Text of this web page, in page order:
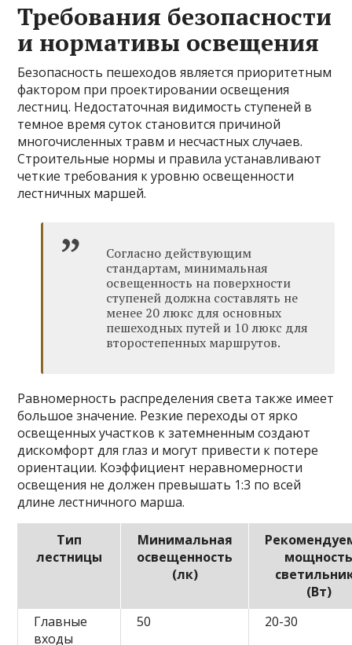
Требования безопасности
и нормативы освещения
Безопасность пешеходов является приоритетным
фактором при проектировании освещения
лестниц. Недостаточная видимость ступеней в
темное время суток становится причиной
многочисленных травм и несчастных случаев.
Строительные нормы и правила устанавливают
четкие требования к уровню освещенности
лестничных маршей.
Согласно действующим
стандартам, минимальная
освещенность на поверхности
ступеней должна составлять не
менее 20 люкс для основных
пешеходных путей и 10 люкс для
второстепенных маршрутов.
Равномерность распределения света также имеет
большое значение. Резкие переходы от ярко
освещенных участков к затемненным создают
дискомфорт для глаз и могут привести к потере
ориентации. Коэффициент неравномерности
освещения не должен превышать 1:3 по всей
длине лестничного марша.
Тип
лестницы
Минимальная
освещенность
(лк)
(Вт)
Главные
входы
50 20-30